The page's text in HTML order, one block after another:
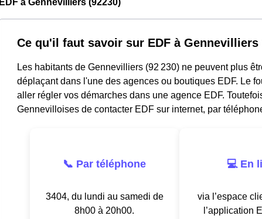
EDF à Gennevilliers (92230)
Ce qu'il faut savoir sur EDF à Gennevilliers
Les habitants de Gennevilliers (92 230) ne peuvent plus
déplaçant dans l'une des agences ou boutiques EDF. Le
aller régler vos démarches dans une agence EDF.
Gennevilloises de contacter EDF sur internet, par
📞 Par téléphone
3404, du lundi au samedi de
8h00 à 20h00.
💻 En
via l’espace
l’application